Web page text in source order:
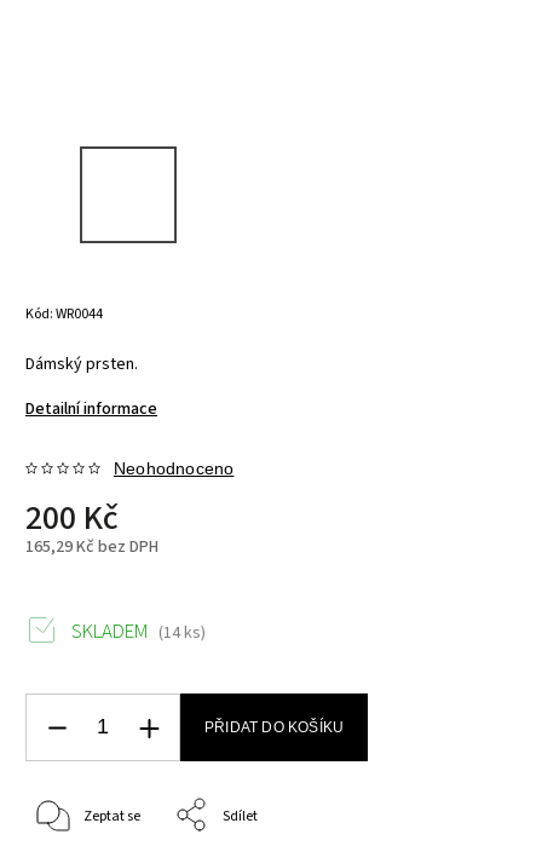
Kód:WR0044
Dámský prsten.
Detailní informace
Neohodnoceno
200 Kč
165,29 Kč bez DPH
SKLADEM (14 ks)
PŘIDAT DO KOŠÍKU
Zeptat se Sdílet